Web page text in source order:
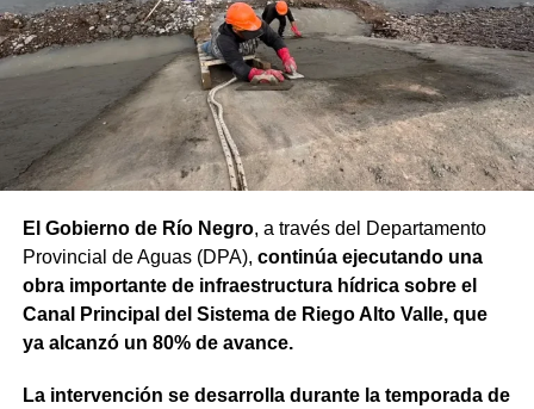
El Gobierno de Río Negro, a través del Departamento
Provincial de Aguas (DPA), continúa ejecutando una
obra importante de infraestructura hídrica sobre el
Canal Principal del Sistema de Riego Alto Valle, que
ya alcanzó un 80% de avance.
La intervención se desarrolla durante la temporada de